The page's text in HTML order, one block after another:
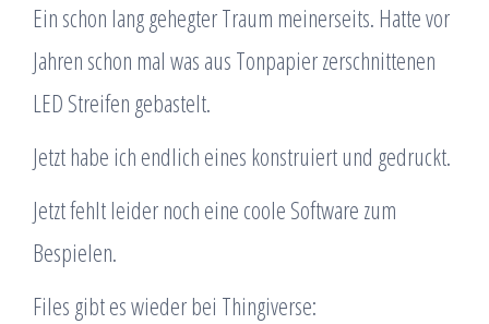
Ein schon lang gehegter Traum meinerseits. Hatte vor
Jahren schon mal was aus Tonpapier zerschnittenen
LED Streifen gebastelt.
Jetzt habe ich endlich eines konstruiert und gedruckt.
Jetzt fehlt leider noch eine coole Software zum
Bespielen.
Files gibt es wieder bei Thingiverse: